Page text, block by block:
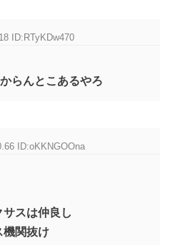
ID:RTyKDw470
らんとこあるやろ
ID:oKKNGOOna
スは仲良し
機関抜け